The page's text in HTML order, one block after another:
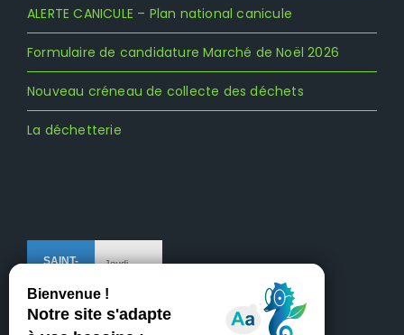
ALERTE CANICULE – Plan national canicule
Formulaire de candidature Marché de Noël 2026
Nouveau créneau de collecte des déchets
La déchetterie